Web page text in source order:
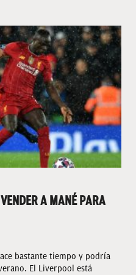
A MANÉ PARA
bastante tiempo y podría
El Liverpool está